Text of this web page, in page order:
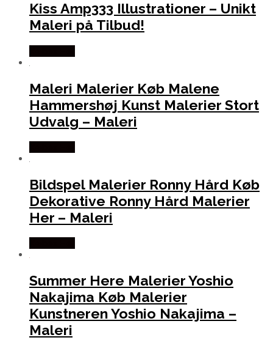
Kiss Amp333 Illustrationer – Unikt
Maleri på Tilbud!
Maleri Malerier Køb Malene
Hammershøj Kunst Malerier Stort
Udvalg – Maleri
Bildspel Malerier Ronny Hård Køb
Dekorative Ronny Hård Malerier
Her – Maleri
Summer Here Malerier Yoshio
Nakajima Køb Malerier
Kunstneren Yoshio Nakajima –
Maleri